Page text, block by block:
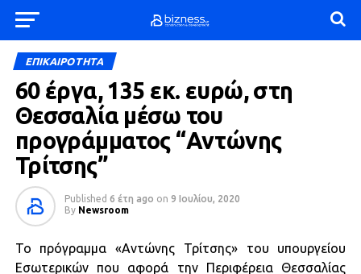
ΕΠΙΚΑΙΡΟΤΗΤΑ
60 έργα, 135 εκ. ευρώ, στη
Θεσσαλία μέσω του
προγράμματος “Αντώνης
Τρίτσης”
Published 6 έτη ago on 9 Ιουλίου, 2020
By Newsroom
Το πρόγραμμα «Αντώνης Τρίτσης» του υπουργείου
Εσωτερικών που αφορά την Περιφέρεια Θεσσαλίας